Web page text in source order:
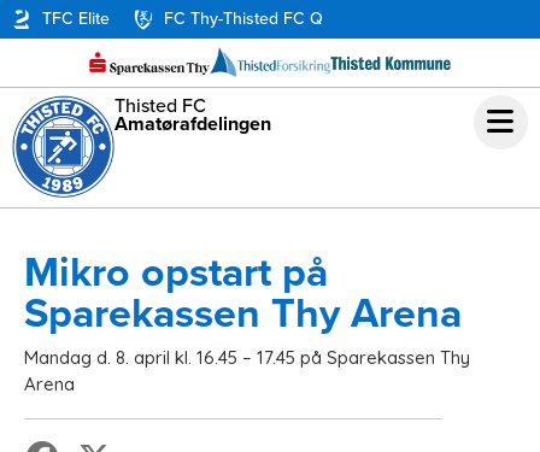
TFC Elite FC Thy-Thisted FC Q
Thisted FC
Amatørafdelingen
Mikro opstart på
Sparekassen Thy Arena
Mandag d. 8. april kl. 16.45 – 17.45 på Sparekassen Thy
Arena